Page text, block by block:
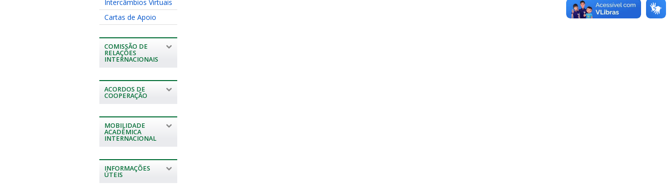
Intercâmbios Virtuais
Cartas de Apoio
COMISSÃO DE
RELAÇÕES
INTERNACIONAIS
ACORDOS DE
COOPERAÇÃO
MOBILIDADE
ACADÊMICA
INTERNACIONAL
INFORMAÇÕES
ÚTEIS